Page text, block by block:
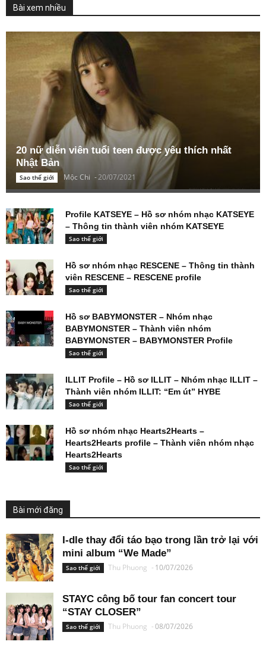
Bài xem nhiều
20 nữ diễn viên tuổi teen được yêu thích nhất
Nhật Bản
Sao thế giới Mộc Chi -20/07/2021
Profile KATSEYE – Hồ sơ nhóm nhạc KATSEYE
– Thông tin thành viên nhóm KATSEYE
Sao thế giới
Hồ sơ nhóm nhạc RESCENE – Thông tin thành
viên RESCENE – RESCENE profile
Sao thế giới
Hồ sơ BABYMONSTER – Nhóm nhạc
BABYMONSTER – Thành viên nhóm
BABYMONSTER – BABYMONSTER Profile
Sao thế giới
ILLIT Profile – Hồ sơ ILLIT – Nhóm nhạc ILLIT –
Thành viên nhóm ILLIT: “Em út” HYBE
Sao thế giới
Hồ sơ nhóm nhạc Hearts2Hearts –
Hearts2Hearts profile – Thành viên nhóm nhạc
Hearts2Hearts
Sao thế giới
Bài mới đăng
I-dle thay đổi táo bạo trong lần trở lại với
mini album “We Made”
Sao thế giới Thu Phuong - 10/07/2026
STAYC công bố tour fan concert tour
“STAY CLOSER”
Sao thế giới Thu Phuong -08/07/2026